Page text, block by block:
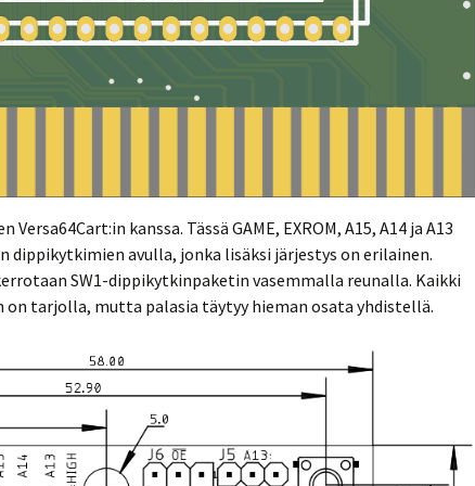
kanssa. Tässä GAME, EXROM, A15, A14 ja A13
avulla, jonka lisäksi järjestys on erilainen.
SW1-dippikytkinpaketin vasemmalla reunalla. Kaikki
tarjolla, mutta palasia täytyy hieman osata yhdistellä.